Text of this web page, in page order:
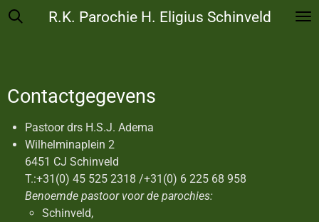
Ga
R.K. Parochie H. Eligius Schinveld
Contactgegevens
Pastoor drs H.S.J. Adema
Wilhelminaplein 2
6451 CJ Schinveld
T.:+31(0) 45 525 2318 /+31(0) 6 225 68 958
Benoemde pastoor voor de parochies:
Schinveld,